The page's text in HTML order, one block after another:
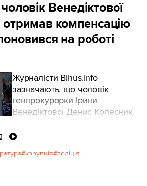
Венедіктової
отримав компенсацію
на роботі
Журналісти Bihus.info
зазначають, що чоловік
генпрокурорки Ірини
Венедіктової Денис Колесник
поновився й отримав у ході
тис. грн.
корупція поліція